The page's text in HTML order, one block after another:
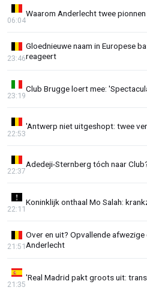
Waarom Anderlecht twee
06:04
Gloednieuwe naam in Europese
reageert
23:46
Club Brugge loert mee:
23:19
'Antwerp niet uitgeshopt: twee
22:53
Adedeji-Sternberg tóch naar
22:37
Koninklijk onthaal Mo Salah:
22:11
Over en uit? Opvallende
Anderlecht
21:51
'Real Madrid pakt groots uit:
21:35